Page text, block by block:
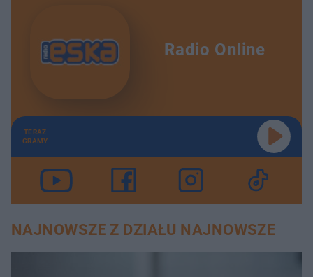
Radio Online
TERAZ
GRAMY
NAJNOWSZE Z DZIAŁU NAJNOWSZE